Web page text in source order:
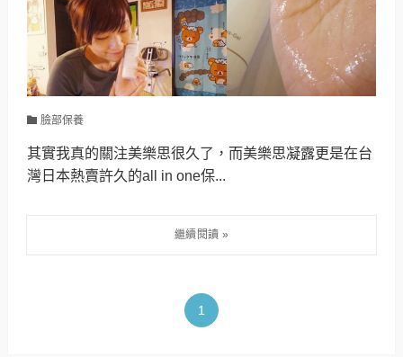
臉部保養
其實我真的關注美樂思很久了，而美樂思凝露更是在台
灣日本熱賣許久的all in one保...
1